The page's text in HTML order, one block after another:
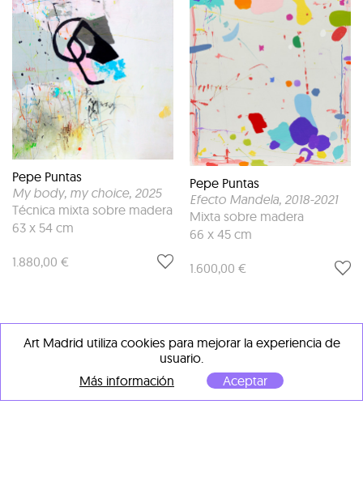
Pepe Puntas
My body, my choice, 2025
Técnica mixta sobre madera
63 x 54 cm
1.880,00 €
Pepe Puntas
Efecto Mandela, 2018-2021
Mixta sobre madera
66 x 45 cm
1.600,00 €
Art Madrid utiliza cookies para mejorar la experiencia de
usuario.
Más información
Aceptar